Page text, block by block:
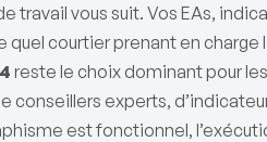
travail vous suit. Vos EAs,
quel courtier prenant en
reste le choix dominant pour
conseillers experts,
est fonctionnel,